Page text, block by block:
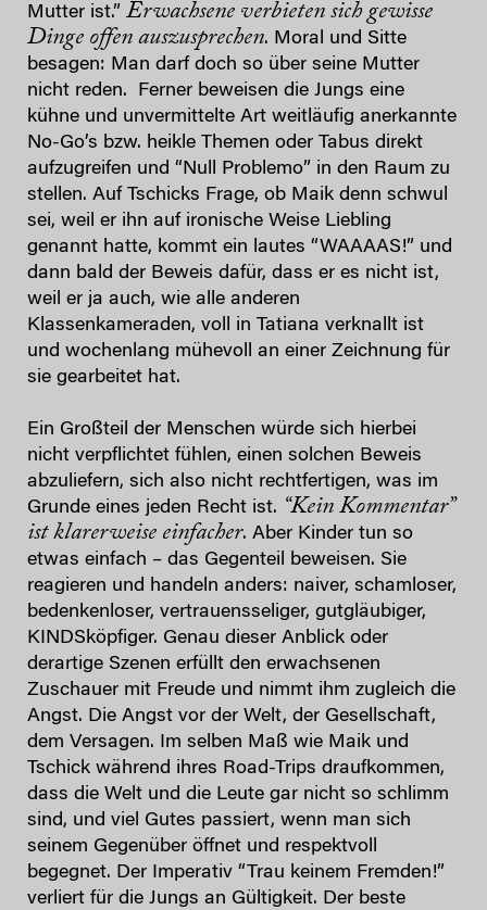
Mutter ist.” Erwachsene verbieten sich gewisse
Dinge offen auszusprechen. Moral und Sitte
besagen: Man darf doch so über seine Mutter
nicht reden. Ferner beweisen die Jungs eine
kühne und unvermittelte Art weitläufig anerkannte
No-Go’s bzw. heikle Themen oder Tabus direkt
aufzugreifen und “Null Problemo” in den Raum zu
stellen. Auf Tschicks Frage, ob Maik denn schwul
sei, weil er ihn auf ironische Weise Liebling
genannt hatte, kommt ein lautes “WAAAAS!” und
dann bald der Beweis dafür, dass er es nicht ist,
weil er ja auch, wie alle anderen
Klassenkameraden, voll in Tatiana verknallt ist
und wochenlang mühevoll an einer Zeichnung für
sie gearbeitet hat.
Ein Großteil der Menschen würde sich hierbei
nicht verpflichtet fühlen, einen solchen Beweis
abzuliefern, sich also nicht rechtfertigen, was im
Grunde eines jeden Recht ist. “Kein Kommentar”
ist klarerweise einfacher. Aber Kinder tun so
etwas einfach – das Gegenteil beweisen. Sie
reagieren und handeln anders: naiver, schamloser,
bedenkenloser, vertrauensseliger, gutgläubiger,
KINDSköpfiger. Genau dieser Anblick oder
derartige Szenen erfüllt den erwachsenen
Zuschauer mit Freude und nimmt ihm zugleich die
Angst. Die Angst vor der Welt, der Gesellschaft,
dem Versagen. Im selben Maß wie Maik und
Tschick während ihres Road-Trips draufkommen,
dass die Welt und die Leute gar nicht so schlimm
sind, und viel Gutes passiert, wenn man sich
seinem Gegenüber öffnet und respektvoll
begegnet. Der Imperativ “Trau keinem Fremden!”
verliert für die Jungs an Gültigkeit. Der beste